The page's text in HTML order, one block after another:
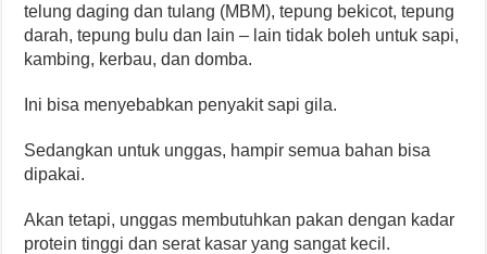
telung daging dan tulang (MBM), tepung bekicot, tepung
darah, tepung bulu dan lain – lain tidak boleh untuk sapi,
kambing, kerbau, dan domba.
Ini bisa menyebabkan penyakit sapi gila.
Sedangkan untuk unggas, hampir semua bahan bisa
dipakai.
Akan tetapi, unggas membutuhkan pakan dengan kadar
protein tinggi dan serat kasar yang sangat kecil.